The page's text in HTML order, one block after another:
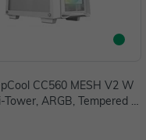
CC560 MESH V2 W
Tower, ARGB, Tempered G